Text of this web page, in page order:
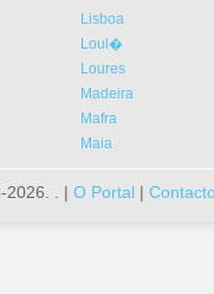
Lisboa
Loul�
Loures
Madeira
Mafra
Maia
. | O Portal |